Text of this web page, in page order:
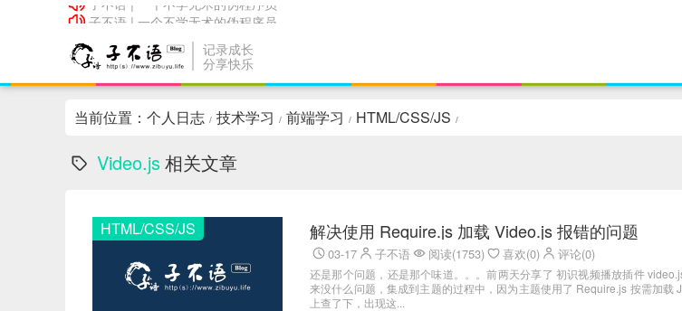
子不语 | 一个不学无术的伪程序员
记录成长
分享快乐
当前位置： 个人日志 / 技术学习 / 前端学习 / HTML/CSS/JS /
Video.js相关文章
HTML/CSS/JS 解决使用 Require.js 加载 Video.js 报错的问题
03-17 子不语 阅读(1753) 喜欢(0) 评论(0)
还是那个问题，还是那个味道。。。前两天分享了 初识视频播放插件
来没什么问题，集成到主题的过程中，因为主题使用了 Require.js 按需加载
上查了下，出现这...